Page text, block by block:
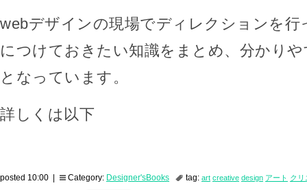
webデザインの現場でディレクションを行
につけておきたい知識をまとめ、分かり
となっています。
詳しくは以下
posted 10:00 | Category: Designer'sBooks tag: art creative design アート クリ